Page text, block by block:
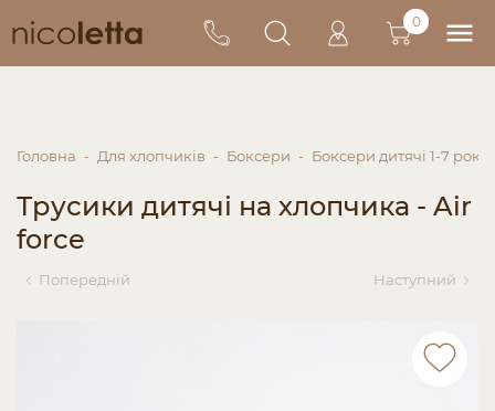
0
Головна Для хлопчиків Боксери Боксери дитячі 1-7 років
Трусики дитячі на хлопчика - Air
force
Попередній Наступний